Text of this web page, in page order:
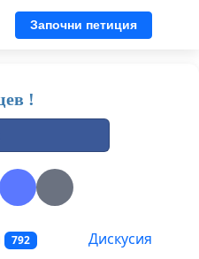
Започни петиция
!
792
Дискусия